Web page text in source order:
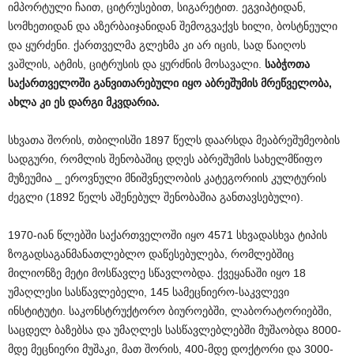
იმპორტული ჩაით, ციტრუსებით, სიგარეტით. ეგვიპტიდან,
სომხეთიდან და აზერბაიჯანიდან შემოგვაქვს ხილი, ბოსტნეული
და ყურძენი. ქართველმა გლეხმა კი არ იცის, სად წაიღოს
ვაშლის, ატმის, ციტრუსის და ყურძნის მოსავალი. საბჭოთა
საქართველოში განვითარებული იყო აბრეშუმის მრეწველობა,
ახლა კი ეს დარგი მკვდარია.
სხვათა შორის, თბილისში 1897 წელს დაარსდა მეაბრეშუმეობის
სადგური, რომლის შენობაშიც დღეს აბრეშუმის სახელმწიფო
მუზეუმია _ ეროვნული მნიშვნელობის კატეგორიის კულტურის
ძეგლი (1892 წელს აშენებულ შენობაშია განთავსებული).
1970-იან წლებში საქართველოში იყო 4571 სხვადასხვა ტიპის
ზოგადსაგანმანათლებლო დაწესებულება, რომლებშიც
მილიონზე მეტი მოსწავლე სწავლობდა. ქვეყანაში იყო 18
უმაღლესი სასწავლებელი, 145 სამეცნიერო-საკვლევი
ინსტიტუტი. საკონსტრუქტორო ბიუროებში, ლაბორატორიებში,
საცდელ ბაზებსა და უმაღლეს სასწავლებლებში მუშაობდა 8000-
მდე მეცნიერი მუშაკი, მათ შორის, 400-მდე დოქტორი და 3000-